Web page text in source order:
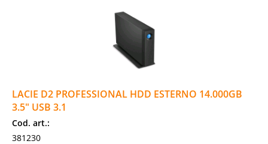
LACIE D2 PROFESSIONAL HDD ESTERNO 14.000GB
3.5" USB 3.1
Cod. art.:
381230